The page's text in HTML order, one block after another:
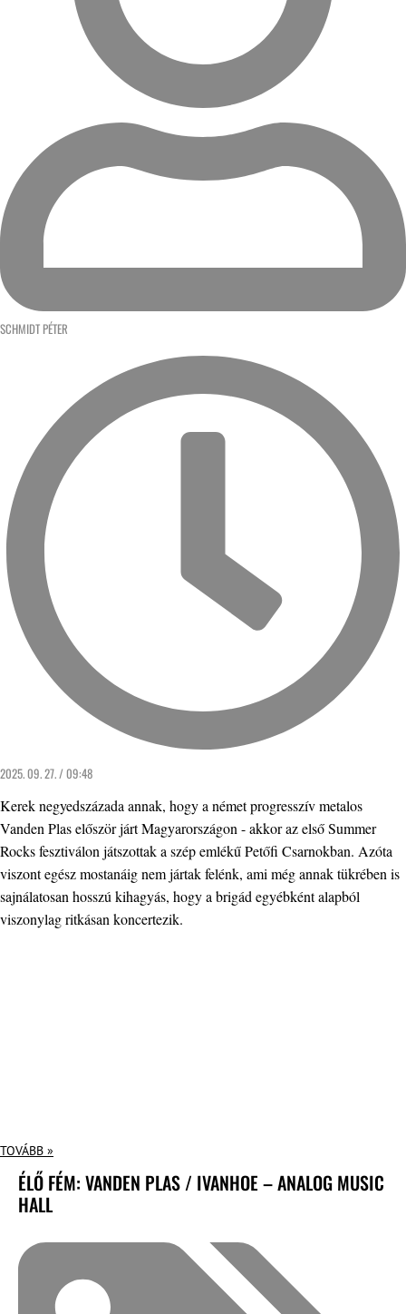
SCHMIDT PÉTER
2025. 09. 27. / 09:48
Kerek negyedszázada annak, hogy a német progresszív metalos
Vanden Plas először járt Magyarországon - akkor az első Summer
Rocks fesztiválon játszottak a szép emlékű Petőfi Csarnokban. Azóta
viszont egész mostanáig nem jártak felénk, ami még annak tükrében is
sajnálatosan hosszú kihagyás, hogy a brigád egyébként alapból
viszonylag ritkásan koncertezik.
TOVÁBB »
ÉLŐ FÉM: VANDEN PLAS / IVANHOE – ANALOG MUSIC
HALL